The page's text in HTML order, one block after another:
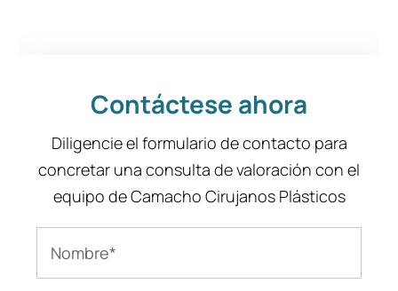
Contáctese ahora
Diligencie el formulario de contacto para
concretar una consulta de valoración con el
equipo de Camacho Cirujanos Plásticos